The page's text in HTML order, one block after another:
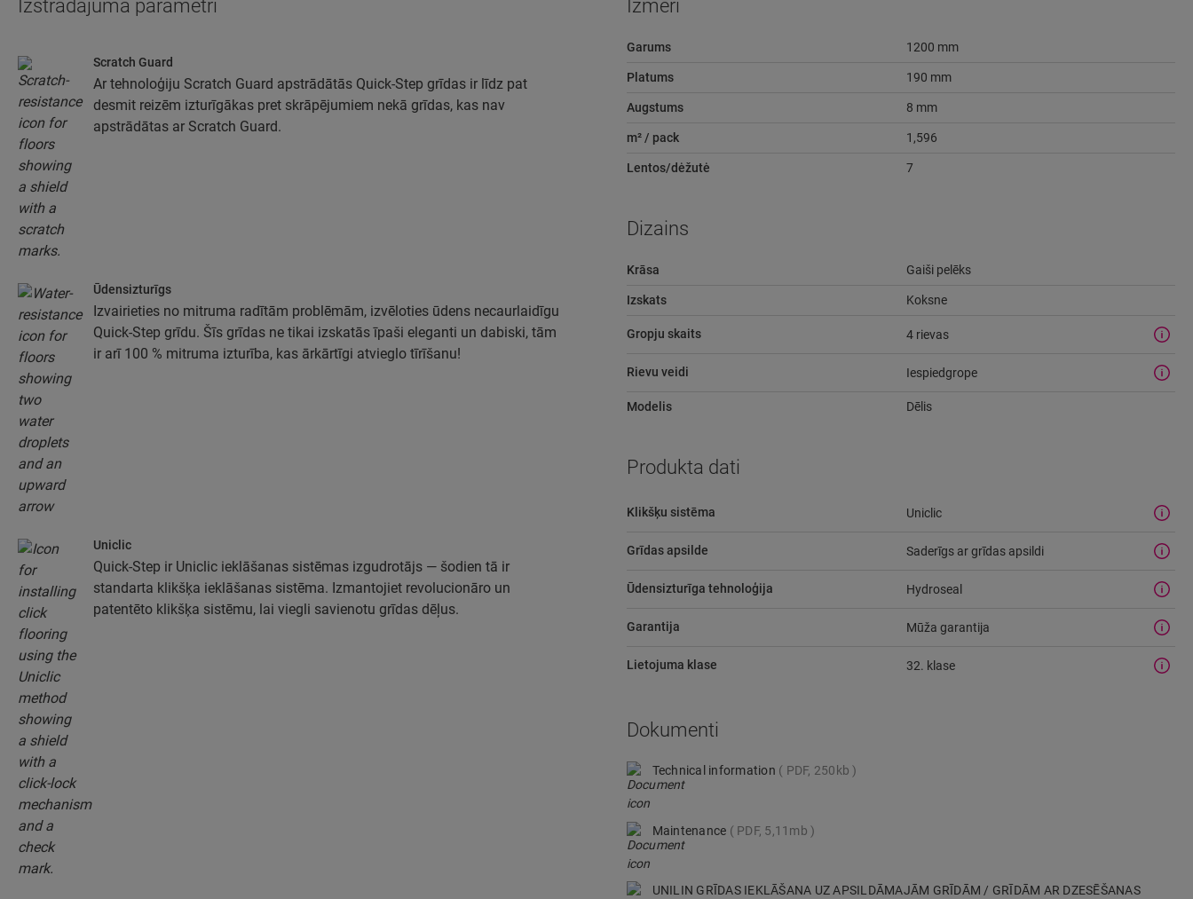
Izstrādājuma parametri
Scratch Guard
Ar tehnoloģiju Scratch Guard apstrādātās Quick-Step grīdas ir līdz pat
desmit reizēm izturīgākas pret skrāpējumiem nekā grīdas, kas nav
apstrādātas ar Scratch Guard.
Ūdensizturīgs
Izvairieties no mitruma radītām problēmām, izvēloties ūdens necaurlaidīgu
Quick-Step grīdu. Šīs grīdas ne tikai izskatās īpaši eleganti un dabiski, tām
ir arī 100 % mitruma izturība, kas ārkārtīgi atvieglo tīrīšanu!
Uniclic
Quick-Step ir Uniclic ieklāšanas sistēmas izgudrotājs — šodien tā ir
standarta klikšķa ieklāšanas sistēma. Izmantojiet revolucionāro un
patentēto klikšķa sistēmu, lai viegli savienotu grīdas dēļus.
Izmēri
Garums 1200 mm
Platums 190 mm
Augstums 8 mm
m² / pack 1,596
Lentos/dėžutė 7
Dizains
Krāsa Gaiši pelēks
Izskats Koksne
Gropju skaits 4 rievas
Rievu veidi Iespiedgrope
Modelis Dēlis
Produkta dati
Klikšķu sistēma Uniclic
Grīdas apsilde Saderīgs ar grīdas apsildi
Ūdensizturīga tehnoloģija Hydroseal
Garantija Mūža garantija
Lietojuma klase 32. klase
Dokumenti
Technical information PDF, 250kb
Maintenance PDF, 5,11mb
UNILIN GRĪDAS IEKLĀŠANA UZ APSILDĀMAJĀM GRĪDĀM / GRĪDĀM AR DZESĒŠANAS